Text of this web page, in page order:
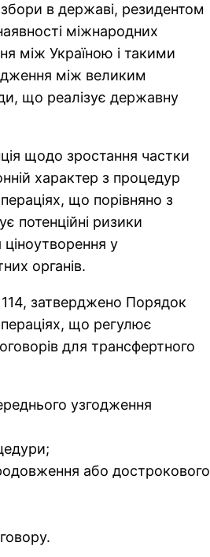
в державі, резидентом
міжнародних
між Україною і такими
між великим
що реалізує державну
щодо зростання частки
характер з процедур
що порівняно з
потенційні ризики
у
органів.
затверджено Порядок
що регулює
для трансфертного
узгодження
або дострокового